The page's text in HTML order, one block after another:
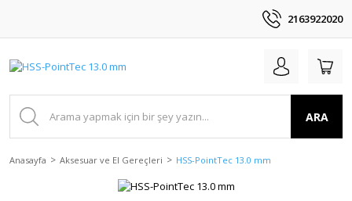
2163922020
ARA
Anasayfa Aksesuar ve El Gereçleri HSS-PointTec 13.0 mm